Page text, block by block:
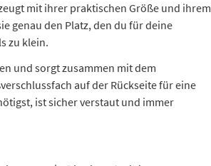
mit ihrer praktischen Größe und ihrem
genau den Platz, den du für deine
zu klein.
und sorgt zusammen mit dem
auf der Rückseite für eine
ist sicher verstaut und immer